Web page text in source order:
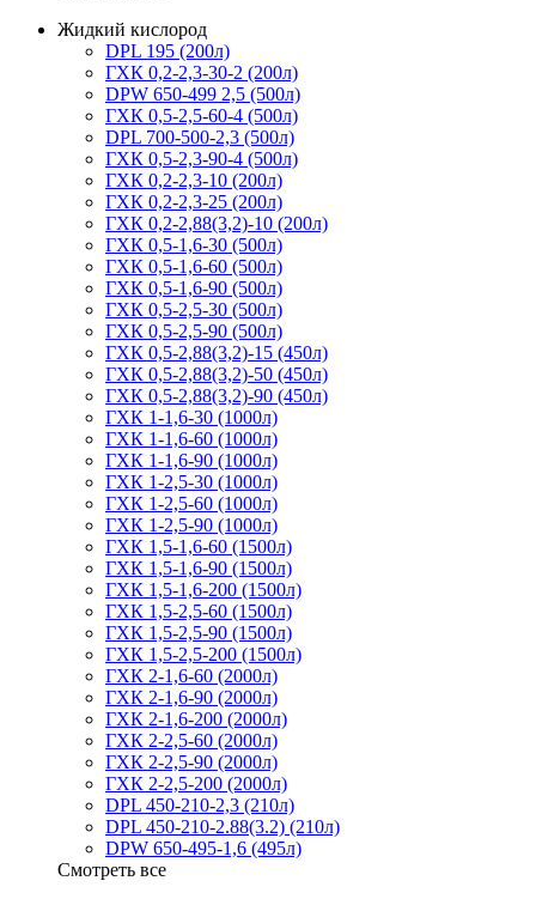
Жидкий кислород
DPL 195 (200л)
ГХК 0,2-2,3-30-2 (200л)
DPW 650-499 2,5 (500л)
ГХК 0,5-2,5-60-4 (500л)
DPL 700-500-2,3 (500л)
ГХК 0,5-2,3-90-4 (500л)
ГХК 0,2-2,3-10 (200л)
ГХК 0,2-2,3-25 (200л)
ГХК 0,2-2,88(3,2)-10 (200л)
ГХК 0,5-1,6-30 (500л)
ГХК 0,5-1,6-60 (500л)
ГХК 0,5-1,6-90 (500л)
ГХК 0,5-2,5-30 (500л)
ГХК 0,5-2,5-90 (500л)
ГХК 0,5-2,88(3,2)-15 (450л)
ГХК 0,5-2,88(3,2)-50 (450л)
ГХК 0,5-2,88(3,2)-90 (450л)
ГХК 1-1,6-30 (1000л)
ГХК 1-1,6-60 (1000л)
ГХК 1-1,6-90 (1000л)
ГХК 1-2,5-30 (1000л)
ГХК 1-2,5-60 (1000л)
ГХК 1-2,5-90 (1000л)
ГХК 1,5-1,6-60 (1500л)
ГХК 1,5-1,6-90 (1500л)
ГХК 1,5-1,6-200 (1500л)
ГХК 1,5-2,5-60 (1500л)
ГХК 1,5-2,5-90 (1500л)
ГХК 1,5-2,5-200 (1500л)
ГХК 2-1,6-60 (2000л)
ГХК 2-1,6-90 (2000л)
ГХК 2-1,6-200 (2000л)
ГХК 2-2,5-60 (2000л)
ГХК 2-2,5-90 (2000л)
ГХК 2-2,5-200 (2000л)
DPL 450-210-2,3 (210л)
DPL 450-210-2.88(3.2) (210л)
DPW 650-495-1,6 (495л)
Смотреть все